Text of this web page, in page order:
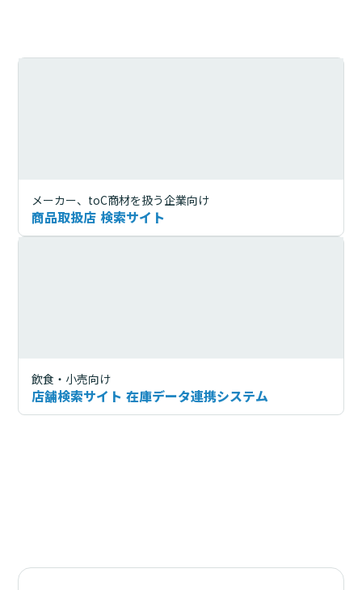
メーカー、toC商材を扱う企業向け
商品取扱店 検索サイト
飲食・小売向け
店舗検索サイト 在庫データ連携システム